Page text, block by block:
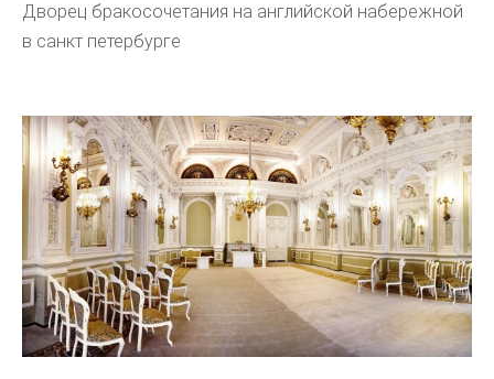
Дворец бракосочетания на английской набережной
в санкт петербурге